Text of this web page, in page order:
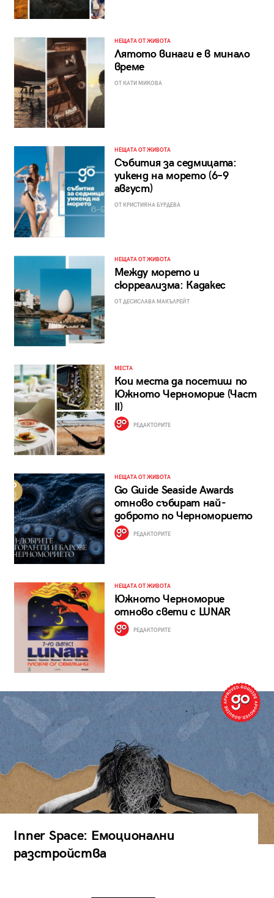
НЕЩАТА ОТ ЖИВОТА
Лятото винаги е в минало
време
ОТ КАТИ МИКОВА
НЕЩАТА ОТ ЖИВОТА
Събития за седмицата:
уикенд на морето (6–9
август)
ОТ КРИСТИЯНА БУРДЕВА
НЕЩАТА ОТ ЖИВОТА
Между морето и
сюрреализма: Кадакес
ОТ ДЕСИСЛАВА МАКЪЛРЕЙТ
МЕСТА
Кои места да посетиш по
Южното Черноморие (Част
II)
РЕДАКТОРИТЕ
НЕЩАТА ОТ ЖИВОТА
Go Guide Seaside Awards
отново събират най-
доброто по Черноморието
РЕДАКТОРИТЕ
НЕЩАТА ОТ ЖИВОТА
Южното Черноморие
отново свети с LUNAR
РЕДАКТОРИТЕ
Inner Space: Емоционални
разстройства